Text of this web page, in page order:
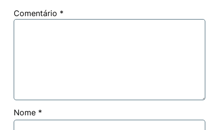
Comentário *
Nome *